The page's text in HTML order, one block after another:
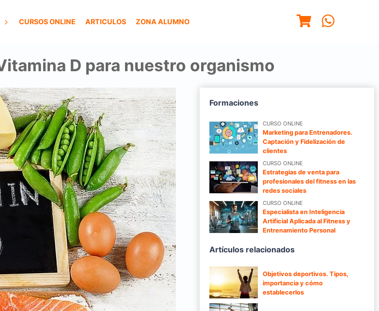
CURSOS ONLINE ARTICULOS ZONA ALUMNO
D para nuestro organismo
Formaciones
CURSO ONLINE
Marketing para Entrenadores.
Captación y Fidelización de
clientes
CURSO ONLINE
Estrategias de venta para
profesionales del fitness en las
redes sociales
CURSO ONLINE
Especialista en Inteligencia
Artificial Aplicada al Fitness y
Entrenamiento Personal
Artículos relacionados
Objetivos deportivos. Tipos,
importancia y cómo
establecerlos